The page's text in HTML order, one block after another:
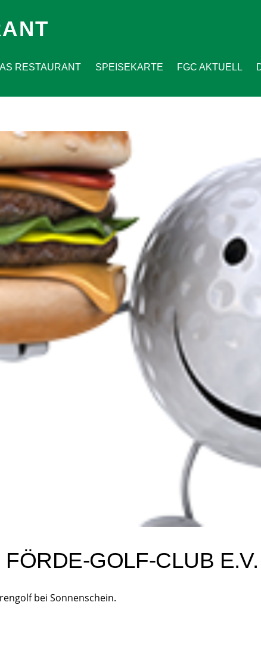
RESTAURANT SPEISEKARTE FGC AKTUELL
GOLF-CLUB
bei Sonnenschein.